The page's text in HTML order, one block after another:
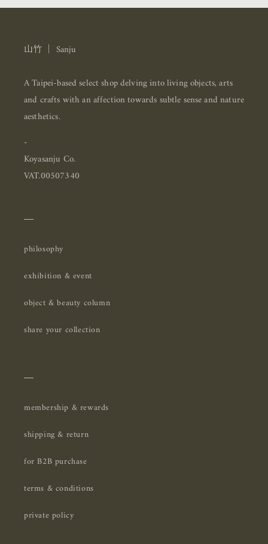
山竹 ｜ Sanju
A Taipei-based select shop delving into living objects, arts
and crafts with an affection towards subtle sense and nature
aesthetics.
-
Koyasanju Co.
VAT.00507340
＿
philosophy
exhibition & event
object & beauty column
share your collection
＿
membership & rewards
shipping & return
for B2B purchase
terms & conditions
private policy